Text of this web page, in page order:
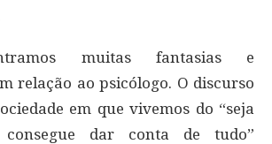
muitas fantasias e
relação ao psicólogo. O discurso
em que vivemos do “seja
consegue dar conta de tudo”